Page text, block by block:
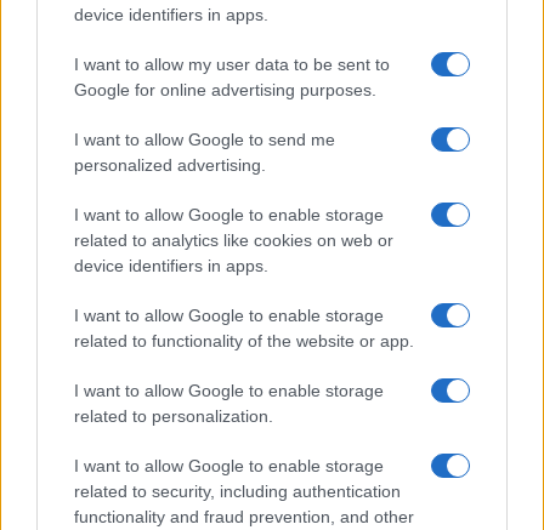
device identifiers in apps.
I want to allow my user data to be sent to
Google for online advertising purposes.
I want to allow Google to send me
personalized advertising.
I want to allow Google to enable storage
related to analytics like cookies on web or
device identifiers in apps.
I want to allow Google to enable storage
related to functionality of the website or app.
I want to allow Google to enable storage
related to personalization.
I want to allow Google to enable storage
related to security, including authentication
functionality and fraud prevention, and other
Optimiser la gestion des risques avec un cadre structuré et
efficace
LA FINANCE